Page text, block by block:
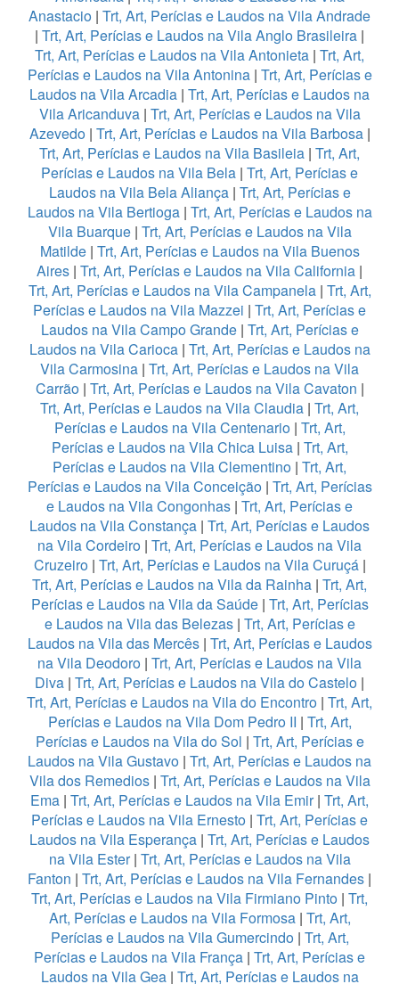
Anastacio | Trt, Art, Perícias e Laudos na Vila Andrade
| Trt, Art, Perícias e Laudos na Vila Anglo Brasileira |
Trt, Art, Perícias e Laudos na Vila Antonieta | Trt, Art,
Perícias e Laudos na Vila Antonina| Trt, Art, Perícias e
Laudos na Vila Arcadia | Trt, Art, Perícias e Laudos na
Vila Aricanduva| Trt, Art, Perícias e Laudos na Vila
Azevedo| Trt, Art, Perícias e Laudos na Vila Barbosa|
Trt, Art, Perícias e Laudos na Vila Basileia | Trt, Art,
Perícias e Laudos na Vila Bela | Trt, Art, Perícias e
Laudos na Vila Bela Aliança| Trt, Art, Perícias e
Laudos na Vila Bertioga| Trt, Art, Perícias e Laudos na
Vila Buarque| Trt, Art, Perícias e Laudos na Vila
Matilde| Trt, Art, Perícias e Laudos na Vila Buenos
Aires | Trt, Art, Perícias e Laudos na Vila California |
Trt, Art, Perícias e Laudos na Vila Campanela| Trt, Art,
Perícias e Laudos na Vila Mazzei | Trt, Art, Perícias e
Laudos na Vila Campo Grande| Trt, Art, Perícias e
Laudos na Vila Carioca| Trt, Art, Perícias e Laudos na
Vila Carmosina | Trt, Art, Perícias e Laudos na Vila
Carrão| Trt, Art, Perícias e Laudos na Vila Cavaton |
Trt, Art, Perícias e Laudos na Vila Claudia | Trt, Art,
Perícias e Laudos na Vila Centenario| Trt, Art,
Perícias e Laudos na Vila Chica Luisa | Trt, Art,
Perícias e Laudos na Vila Clementino | Trt, Art,
Perícias e Laudos na Vila Conceição| Trt, Art, Perícias
e Laudos na Vila Congonhas | Trt, Art, Perícias e
Laudos na Vila Constança | Trt, Art, Perícias e Laudos
na Vila Cordeiro | Trt, Art, Perícias e Laudos na Vila
Cruzeiro | Trt, Art, Perícias e Laudos na Vila Curuçá |
Trt, Art, Perícias e Laudos na Vila da Rainha | Trt, Art,
Perícias e Laudos na Vila da Saúde| Trt, Art, Perícias
e Laudos na Vila das Belezas| Trt, Art, Perícias e
Laudos na Vila das Mercês| Trt, Art, Perícias e Laudos
na Vila Deodoro | Trt, Art, Perícias e Laudos na Vila
Diva | Trt, Art, Perícias e Laudos na Vila do Castelo |
Trt, Art, Perícias e Laudos na Vila do Encontro | Trt, Art,
Perícias e Laudos na Vila Dom Pedro II | Trt, Art,
Perícias e Laudos na Vila do Sol | Trt, Art, Perícias e
Laudos na Vila Gustavo | Trt, Art, Perícias e Laudos na
Vila dos Remedios| Trt, Art, Perícias e Laudos na Vila
Ema | Trt, Art, Perícias e Laudos na Vila Emir| Trt, Art,
Perícias e Laudos na Vila Ernesto | Trt, Art, Perícias e
Laudos na Vila Esperança | Trt, Art, Perícias e Laudos
na Vila Ester| Trt, Art, Perícias e Laudos na Vila
Fanton | Trt, Art, Perícias e Laudos na Vila Fernandes |
Trt, Art, Perícias e Laudos na Vila Firmiano Pinto | Trt,
Art, Perícias e Laudos na Vila Formosa| Trt, Art,
Perícias e Laudos na Vila Gumercindo| Trt, Art,
Perícias e Laudos na Vila França | Trt, Art, Perícias e
Laudos na Vila Gea| Trt, Art, Perícias e Laudos na